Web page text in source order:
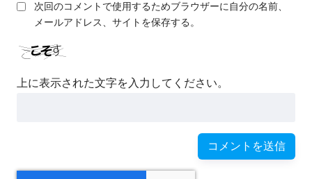
次回のコメントで使用するためブラウザーに自分の名前、
メールアドレス、サイトを保存する。
上に表示された文字を入力してください。